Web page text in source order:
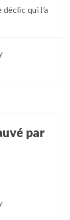
qui l’a
par